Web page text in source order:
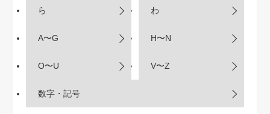
ら わ
A〜G H〜N
O〜U V〜Z
数字・記号